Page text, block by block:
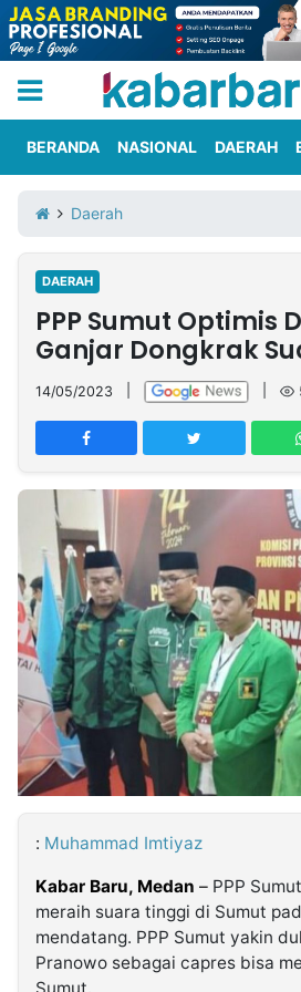
Iklan
Berita
Kami
Nasional
International
Olahraga
Entertainment
Daerah
Pariwisata
Kuliner
Kolom
Network
PT
TREETAN
MULTIMEDIA
INDONESIA
Partner
Insight
NTB
Suara
Time
Lens
IDN
Daily
Jogja
Jalan
Rakyat
Idealita
News
Kita
Notice
Dinamikapost.com
Radar
Baru
Seedbacklink
Follow
Kabarbaru
BERANDA NASIONAL DAERAH
Daerah
DAERAH
PPP Sumut Optimis
Ganjar Dongkrak
14/05/2023
: Muhammad Imtiyaz
Kabar Baru, Medan – PPP
meraih suara tinggi di Sumut
mendatang. PPP Sumut yakin
Pranowo sebagai capres bisa